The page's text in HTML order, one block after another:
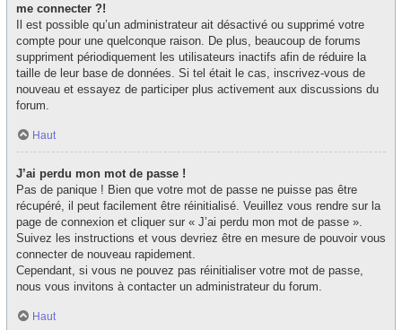
me connecter ?!
Il est possible qu’un administrateur ait désactivé ou supprimé votre
compte pour une quelconque raison. De plus, beaucoup de forums
suppriment périodiquement les utilisateurs inactifs afin de réduire la
taille de leur base de données. Si tel était le cas, inscrivez-vous de
nouveau et essayez de participer plus activement aux discussions du
forum.
Haut
J’ai perdu mon mot de passe !
Pas de panique ! Bien que votre mot de passe ne puisse pas être
récupéré, il peut facilement être réinitialisé. Veuillez vous rendre sur la
page de connexion et cliquer sur « J’ai perdu mon mot de passe ».
Suivez les instructions et vous devriez être en mesure de pouvoir vous
connecter de nouveau rapidement.
Cependant, si vous ne pouvez pas réinitialiser votre mot de passe,
nous vous invitons à contacter un administrateur du forum.
Haut